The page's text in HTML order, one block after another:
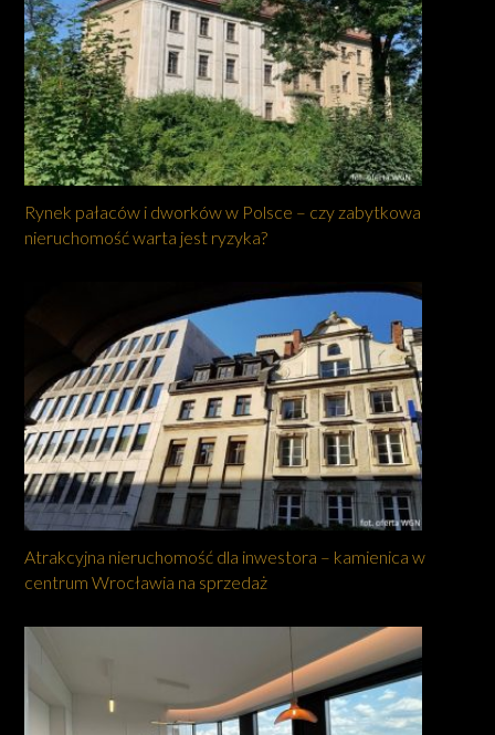
Rynek pałaców i dworków w Polsce – czy zabytkowa
nieruchomość warta jest ryzyka?
Atrakcyjna nieruchomość dla inwestora – kamienica w
centrum Wrocławia na sprzedaż